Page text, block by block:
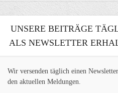
UNSERE BEITRÄGE
ALS NEWSLETTER
Wir versenden täglich einen
den aktuellen Meldungen.